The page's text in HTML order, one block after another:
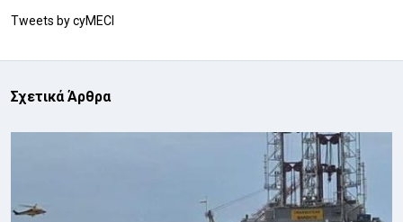
Tweets by cyMECI
Σχετικά Άρθρα